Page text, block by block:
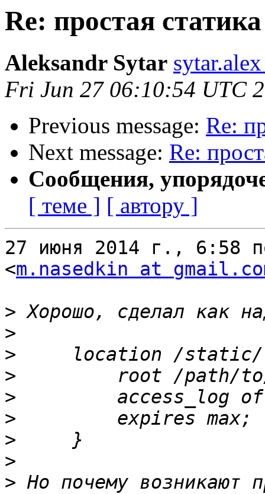
Re: простая
Aleksandr Sytar
Fri Jun 27 06:10:54 UTC
Previous message: Re:
Next message: Re:
Сообщения,
[ теме ] [ автору ]
27 июня 2014 г., 6:58
<m.nasedkin at
>
>
>
>
>
>
>
>
> Но почему возникают